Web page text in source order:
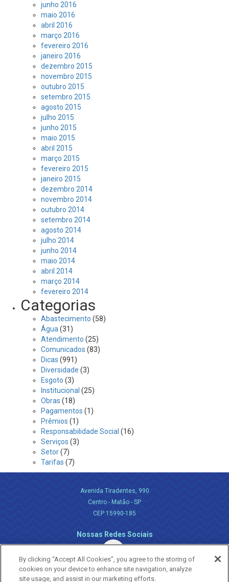
junho 2016
maio 2016
abril 2016
março 2016
fevereiro 2016
janeiro 2016
dezembro 2015
novembro 2015
outubro 2015
setembro 2015
agosto 2015
julho 2015
junho 2015
maio 2015
abril 2015
março 2015
fevereiro 2015
janeiro 2015
dezembro 2014
novembro 2014
outubro 2014
setembro 2014
agosto 2014
julho 2014
junho 2014
maio 2014
abril 2014
março 2014
fevereiro 2014
Categorias
Abastecimento (58)
Água (31)
Atendimento (25)
Comunicados (83)
Dicas (991)
Diversidade (3)
Esgoto (3)
Institucional (25)
Obras (18)
Pagamentos (1)
Prêmios (1)
Responsabilidade Social (16)
Serviços (3)
Setor(7)
Tarifas (7)
Avenida Tiradentes, 990
Centro - Matão - SP
CEP 15990-185
Nossas Redes Sociais
By clicking “Accept All Cookies”, you agree to the storing of
cookies on your device to enhance site navigation, analyze
site usage, and assist in our marketing efforts.